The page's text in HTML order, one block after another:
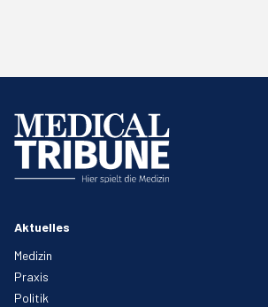
Aktuelles
Medizin
Praxis
Politik